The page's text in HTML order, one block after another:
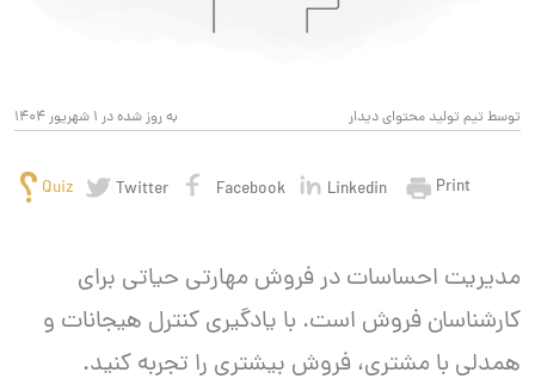
به روز شده در 1 شهریور 1404 توسط تیم تولید محتوای دیدار
Quiz Twitter Facebook Linkedin Print
مدیریت احساسات در فروش مهارتی حیاتی برای
کارشناسان فروش است. با یادگیری کنترل هیجانات و
همدلی با مشتری، فروش بیشتری را تجربه کنید.